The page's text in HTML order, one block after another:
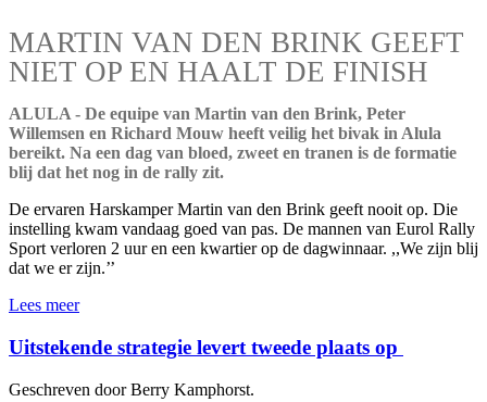
MARTIN VAN DEN BRINK GEEFT
NIET OP EN HAALT DE FINISH
ALULA - De equipe van Martin van den Brink, Peter
Willemsen en Richard Mouw heeft veilig het bivak in Alula
bereikt. Na een dag van bloed, zweet en tranen is de formatie
blij dat het nog in de rally zit.
De ervaren Harskamper Martin van den Brink geeft nooit op. Die
instelling kwam vandaag goed van pas. De mannen van Eurol Rally
Sport verloren 2 uur en een kwartier op de dagwinnaar. ,,We zijn blij
dat we er zijn.’’
Lees meer
Uitstekende strategie levert tweede plaats op
Geschreven door Berry Kamphorst.